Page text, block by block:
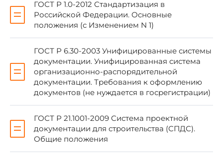
Правила применения настоящего
стандарта установлены вГОСТ Р 1.0-2012
(раздел 8). Информация об изменениях к
настоящему стандарту публикуется в
ежегодном (по состоянию на 1 января
текущего года) информационном указателе
"Национальные стандарты", а официальный
текст изменений и поправок - в ежемесячном
информационном указателе "Национальные
стандарты". В случае пересмотра (замены)
ГОСТ Р 1.0-2012 Стандартизация в
Российской Федерации. Основные
положения (с Изменением N 1)
ГОСТ Р 6.30-2003 Унифицированные системы
документации. Унифицированная система
организационно-распорядительной
документации. Требования к оформлению
документов (не нуждается в госрегистрации)
ГОСТ Р 21.1001-2009 Система проектной
документации для строительства (СПДС).
Общие положения